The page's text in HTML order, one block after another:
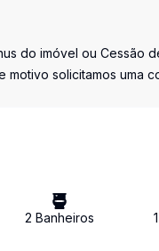
do imóvel ou Cessão
solicitamos uma
2 Banheiros 1